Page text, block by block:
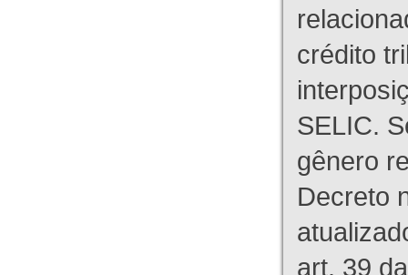
crédito
SELIC.
gênero
Decreto
art. 39